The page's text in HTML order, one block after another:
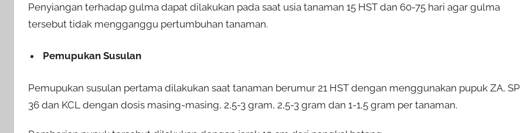
Penyiangan terhadap gulma dapat dilakukan pada saat usia tanaman 15 HST dan 60-75 hari agar gulma
tersebut tidak mengganggu pertumbuhan tanaman.
Pemupukan Susulan
Pemupukan susulan pertama dilakukan saat tanaman berumur 21 HST dengan menggunakan pupuk ZA, SP
36 dan KCL dengan dosis masing-masing, 2,5-3 gram, 2,5-3 gram dan 1-1,5 gram per tanaman.